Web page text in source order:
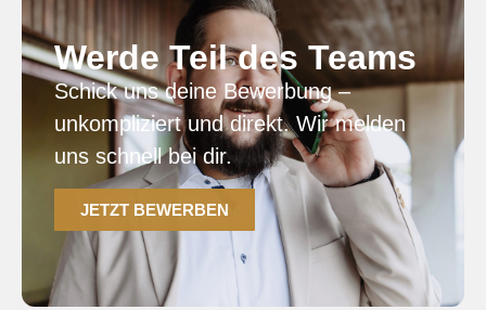
Werde Teil des Teams
Schick uns deine Bewerbung –
unkompliziert und direkt. Wir melden
uns schnell bei dir.
JETZT BEWERBEN